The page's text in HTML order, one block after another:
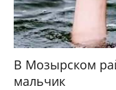
В Мозырском
мальчик